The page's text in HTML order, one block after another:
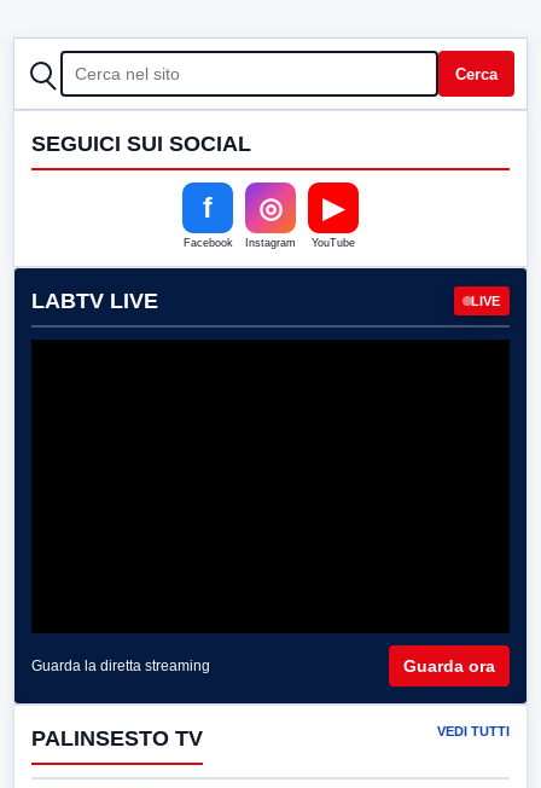
CERCA Cerca
SEGUICI SUI SOCIAL
f
Facebook
◎
Instagram
▶
YouTube
LABTV LIVE LIVE
Guarda la diretta streaming Guarda ora
PALINSESTO TV VEDI TUTTI